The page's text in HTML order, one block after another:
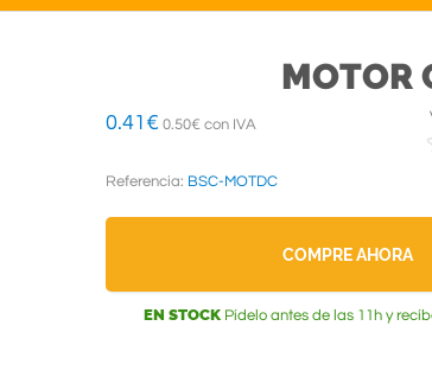
MOTOR
0.41 € 0.50€ con IVA
Referencia: BSC-MOTDC
COMPRE AHORA
EN STOCK Pídelo antes de las 11h y